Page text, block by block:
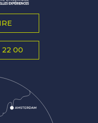
22 00